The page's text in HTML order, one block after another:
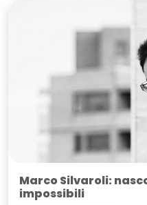
Marco Silvaroli:
impossibili